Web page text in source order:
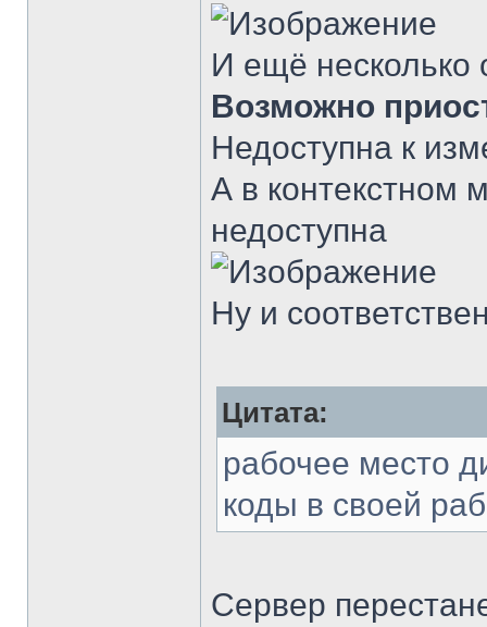
И ещё несколько
Возможно
Недоступна к
А в контекстном
недоступна
Ну и
Цитата:
рабочее место
коды в своей
Сервер